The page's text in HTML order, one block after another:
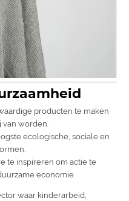
producten te maken
van worden.
ecologische, sociale en
te inspireren om actie te
economie.
waar kinderarbeid,